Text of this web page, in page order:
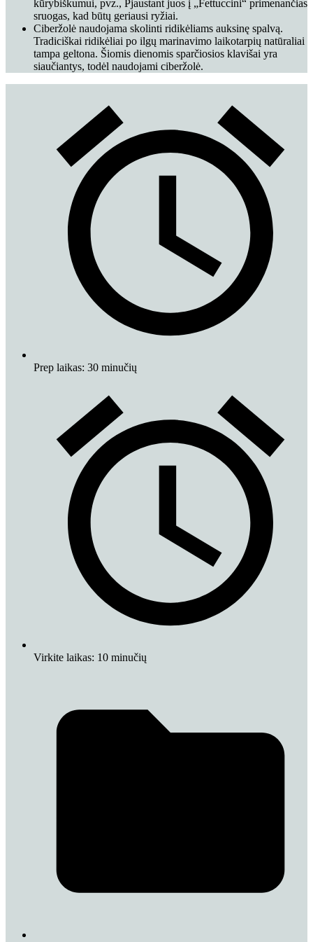
kūrybiškumui, pvz., Pjaustant juos į „Fettuccini“ primenančias
sruogas, kad būtų geriausi ryžiai.
Ciberžolė naudojama skolinti ridikėliams auksinę spalvą.
Tradiciškai ridikėliai po ilgų marinavimo laikotarpių natūraliai
tampa geltona. Šiomis dienomis sparčiosios klavišai yra
siaučiantys, todėl naudojami ciberžolė.
Prep laikas: 30 minučių
Virkite laikas: 10 minučių